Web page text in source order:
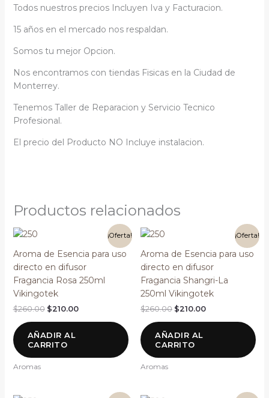
Todos nuestros precios Incluyen Iva y Facturacion.
15 años en el mercado nos respaldan.
Somos tu mejor Opcion.
Nos encontramos con tiendas Fisicas en la Ciudad de
Monterrey.
Tenemos Taller de Reparacion y Servicio Tecnico
Profesional.
El precio del Producto NO Incluye instalacion.
Productos relacionados
¡Oferta!
Aroma de Esencia para uso
directo en difusor
Fragancia Rosa 250ml
Vikingotek
$260.00
original
$260.00.
$210.00
actual
$210.00.
AÑADIR AL
CARRITO
Aromas
¡Oferta!
Aroma de Esencia para uso
directo en difusor
Fragancia Shangri-La
250ml Vikingotek
$260.00
original
$260.00.
$210.00
actual
$210.00.
AÑADIR AL
CARRITO
Aromas